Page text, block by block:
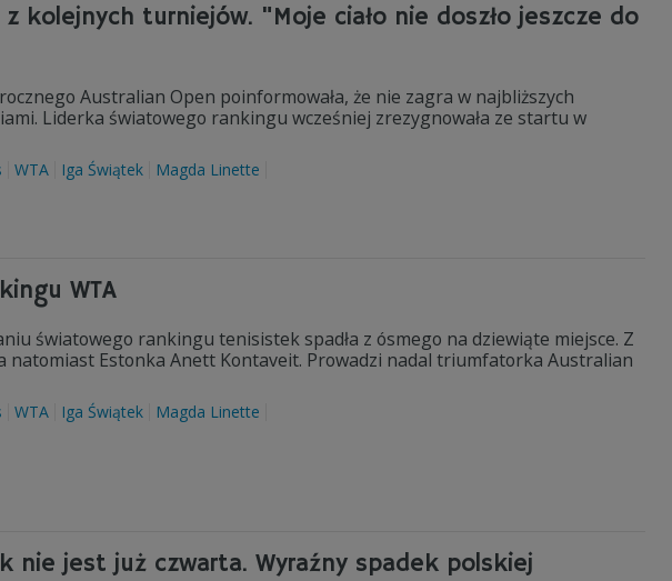
kolejnych turniejów. "Moje ciało nie doszło jeszcze do
Australian Open poinformowała, że nie zagra w najbliższych
Liderka światowego rankingu wcześniej zrezygnowała ze startu w
WTA Iga Świątek Magda Linette
WTA
światowego rankingu tenisistek spadła z ósmego na dziewiąte miejsce. Z
natomiast Estonka Anett Kontaveit. Prowadzi nadal triumfatorka Australian
WTA Iga Świątek Magda Linette
nie jest już czwarta. Wyraźny spadek polskiej